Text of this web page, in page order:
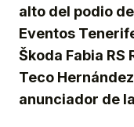
alto del podio
Eventos
Škoda Fabia RS
Teco
anunciador de